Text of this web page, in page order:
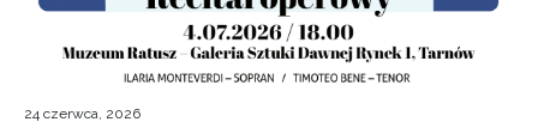
24 czerwca, 2026